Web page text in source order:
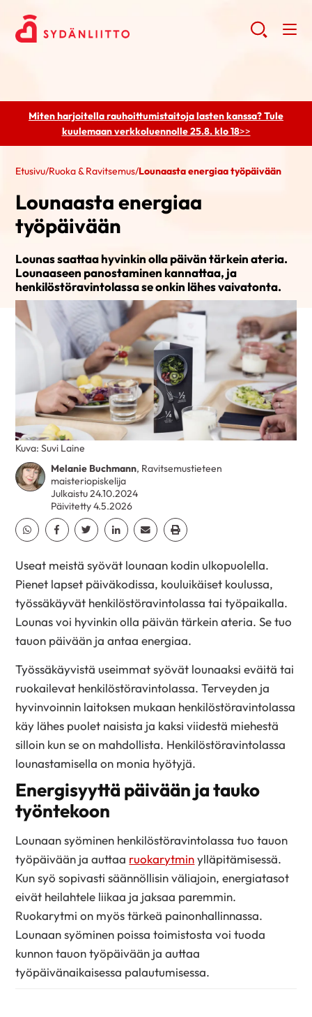
Miten harjoitella rauhoittumistaitoja lasten kanssa? Tule
kuulemaanverkkoluennolle 25.8. klo 18>>
Etusivu/Ruoka & Ravitsemus/Lounaasta energiaa työpäivään
Lounaasta energiaa
työpäivään
Lounas saattaa hyvinkin olla päivän tärkein ateria.
Lounaaseen panostaminen kannattaa, ja
henkilöstöravintolassa se onkin lähes vaivatonta.
Melanie Buchmann, Ravitsemustieteen
maisteriopiskelija
Julkaistu 24.10.2024
Päivitetty 4.5.2026
Jaa Whatsapp
Jaa Facebook
Jaa TwitterJaa Linkedin
Jaa EmailJaa Print
Kuva: Suvi Laine
Useat meistä syövät lounaan kodin ulkopuolella.
Pienet lapset päiväkodissa, kouluikäiset koulussa,
työssäkäyvät henkilöstöravintolassa tai työpaikalla.
Lounas voi hyvinkin olla päivän tärkein ateria. Se tuo
tauon päivään ja antaa energiaa.
Työssäkäyvistä useimmat syövät lounaaksi eväitä tai
ruokailevat henkilöstöravintolassa. Terveyden ja
hyvinvoinnin laitoksen mukaan henkilöstöravintolassa
käy lähes puolet naisista ja kaksi viidestä miehestä
silloin kun se on mahdollista. Henkilöstöravintolassa
lounastamisella on monia hyötyjä.
Energisyyttä päivään ja tauko
työntekoon
Lounaan syöminen henkilöstöravintolassa tuo tauon
työpäivään ja auttaa ruokarytminylläpitämisessä.
Kun syö sopivasti säännöllisin väliajoin, energiatasot
eivät heilahtele liikaa ja jaksaa paremmin.
Ruokarytmi on myös tärkeä painonhallinnassa.
Lounaan syöminen poissa toimistosta voi tuoda
kunnon tauon työpäivään ja auttaa
työpäivänaikaisessa palautumisessa.